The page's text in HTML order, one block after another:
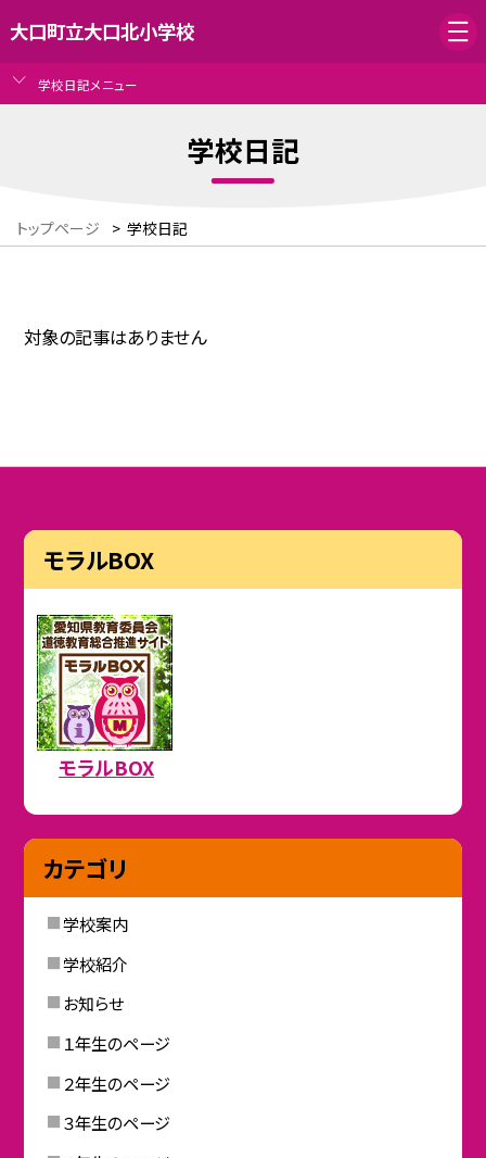
大口町立大口北小学校
学校日記メニュー
学校日記
トップページ > 学校日記
対象の記事はありません
モラルBOX
モラルBOX
カテゴリ
学校案内
学校紹介
お知らせ
１年生のページ
２年生のページ
３年生のページ